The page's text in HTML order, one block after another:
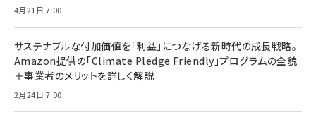
4月21日 7:00
サステナブルな付加価値を「利益」につなげる新時代の成長戦略。
Amazon提供の「Climate Pledge Friendly」プログラムの全貌
＋事業者のメリットを詳しく解説
2月24日 7:00